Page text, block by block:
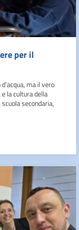
per il
ma il vero
la cultura della
secondaria,